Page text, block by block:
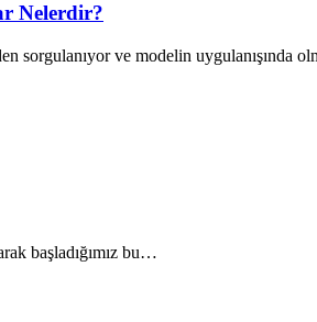
Nelerdir?
sorgulanıyor ve modelin uygulanışında
başladığımız bu…